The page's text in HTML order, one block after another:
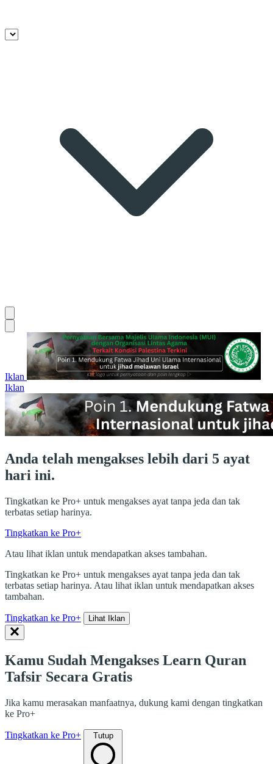
Iklan
Iklan
Anda telah mengakses lebih dari 5 ayat
hari ini.
Tingkatkan ke Pro+ untuk mengakses ayat tanpa jeda dan tak
terbatas setiap harinya.
Tingkatkan ke Pro+
Atau lihat iklan untuk mendapatkan akses tambahan.
Tingkatkan ke Pro+ untuk mengakses ayat tanpa jeda dan tak
terbatas setiap harinya. Atau lihat iklan untuk mendapatkan akses
tambahan.
Tingkatkan ke Pro+ Lihat Iklan
Kamu Sudah Mengakses Learn Quran
Tafsir Secara Gratis
Jika kamu merasakan manfaatnya, dukung kami dengan tingkatkan
ke Pro+
Tingkatkan ke Pro+ Tutup